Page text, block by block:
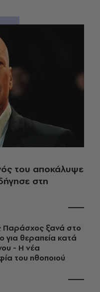
του αποκάλυψε
στη
Παράσχος ξανά στο
για θεραπεία κατά
- Η νέα
του ηθοποιού